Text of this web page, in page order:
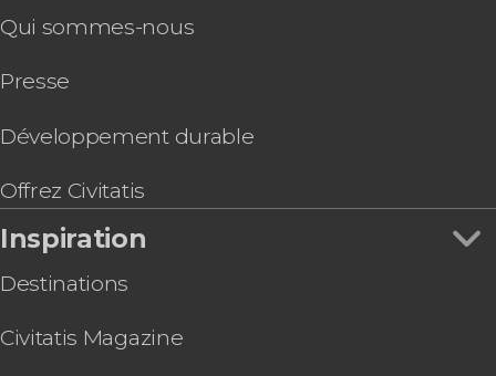
Qui sommes-nous
Presse
Développement durable
Offrez Civitatis
Inspiration
Destinations
Civitatis Magazine